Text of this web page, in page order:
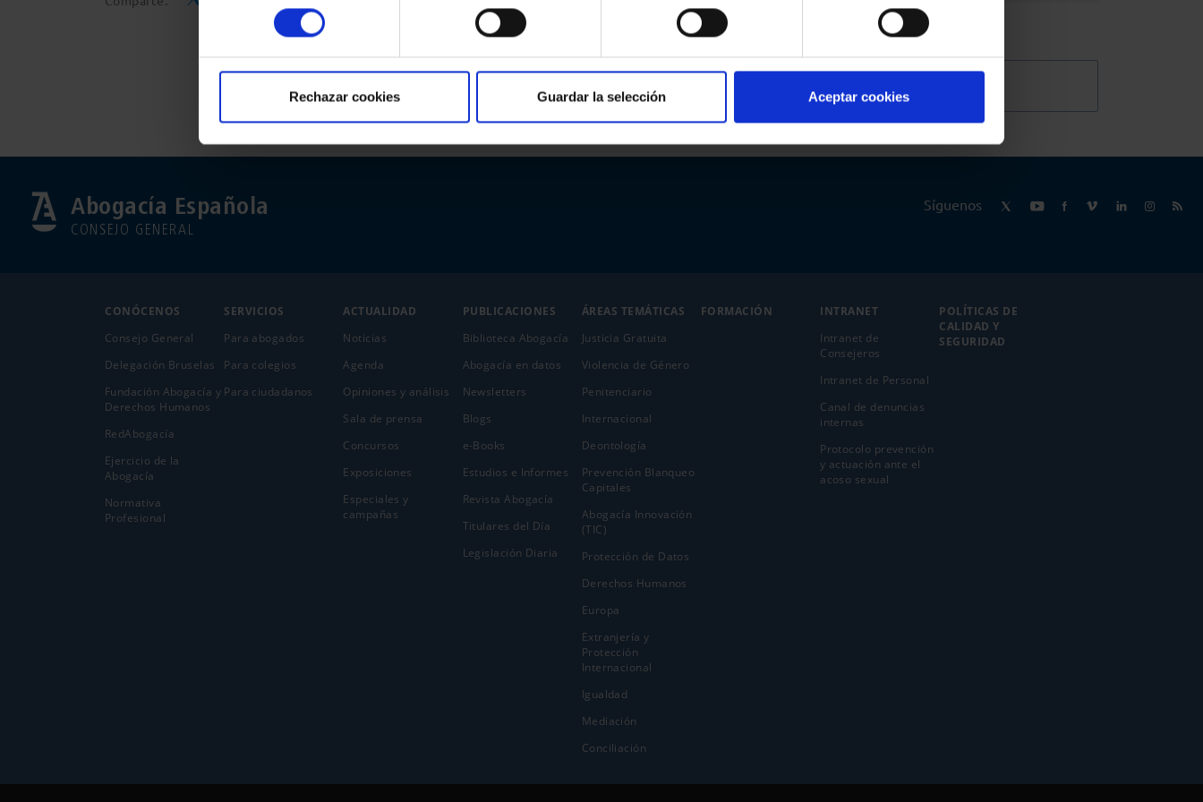
consentimiento
Rechazar cookies Guardar la selección Aceptar cookies
Abogacía Española
CONSEJO GENERAL
Síguenos
CONÓCENOS
Consejo General
Delegación Bruselas
Fundación Abogacía y
Derechos Humanos
RedAbogacía
Ejercicio de la
Abogací­a
Normativa
Profesional
SERVICIOS
Para abogados
Para colegios
Para ciudadanos
ACTUALIDAD
Noticias
Agenda
Opiniones y análisis
Sala de prensa
Concursos
Exposiciones
Especiales y
campañas
PUBLICACIONES
Biblioteca Abogacía
Abogacía en datos
Newsletters
Blogs
e-Books
Estudios e Informes
Revista Abogacía
Titulares del Día
Legislación Diaria
ÁREAS TEMÁTICAS
Justicia Gratuita
Violencia de Género
Penitenciario
Internacional
Deontología
Prevención Blanqueo
Capitales
Abogacía Innovación
(TIC)
Protección de Datos
Derechos Humanos
Europa
Extranjería y
Protección
Internacional
Igualdad
Mediación
Conciliación
FORMACIÓN
INTRANET
Intranet de
Consejeros
Intranet de Personal
Canal de denuncias
internas
Protocolo prevención
y actuación ante el
acoso sexual
POLÍTICAS DE
CALIDAD Y
SEGURIDAD